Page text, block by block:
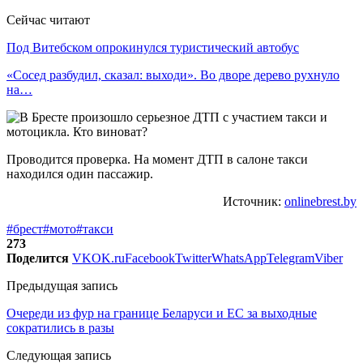
Сейчас читают
Под Витебском опрокинулся туристический автобус
«Сосед разбудил, сказал: выходи». Во дворе дерево рухнуло
на…
Проводится проверка. На момент ДТП в салоне такси
находился один пассажир.
Источник: onlinebrest.by
#брест#мото#такси
273
Поделится VKOK.ruFacebookTwitterWhatsAppTelegramViber
Предыдущая запись
Очереди из фур на границе Беларуси и ЕС за выходные
сократились в разы
Следующая запись